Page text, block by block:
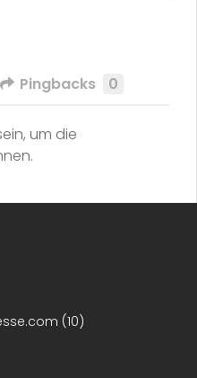
Pingbacks 0
um die
(10)